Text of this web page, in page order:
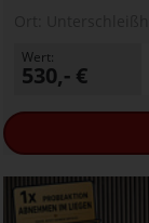
Wert:
530,- €